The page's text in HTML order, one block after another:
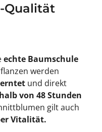
Qualität
echte Baumschule
werden
und direkt
von 48 Stunden
gilt auch
Vitalität.